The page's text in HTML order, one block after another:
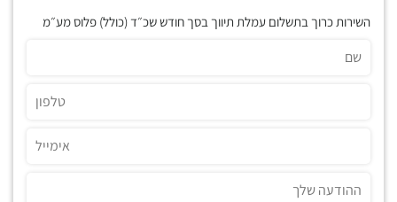
השירות כרוך בתשלום עמלת תיווך בסך חודש שכ״ד (כולל) פלוס מע״מ